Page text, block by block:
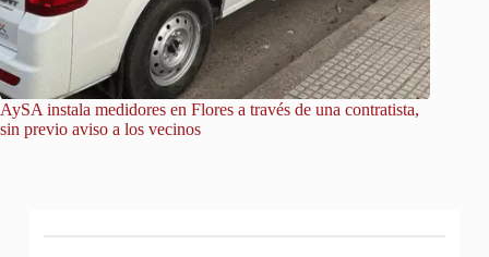
AySA instala medidores en Flores a través de una contratista,
sin previo aviso a los vecinos